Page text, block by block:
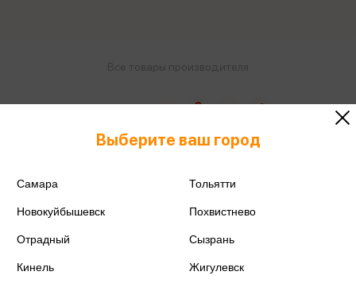
Артикул
Производитель
Поделиться
Выберите ваш город
Самара Тольятти
Новокуйбышевск Похвистнево
Отрадный Сызрань
Кинель Жигулевск